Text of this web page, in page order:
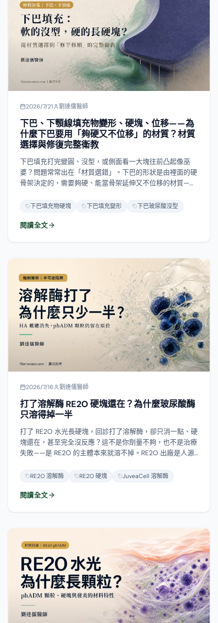
2026/7/21 劉達儒醫師
下巴、下顎線填充物變形、硬塊、位移——為
什麼下巴要用「夠硬又不位移」的材質？材質
選擇與修復完整衛教
下巴填充打完變圓、沒型，或側面看一大塊往前凸起像巫
婆？問題常常出在「材質選錯」。下巴的形狀是由裡面的硬
骨架決定的，需要夠硬、能當骨架延伸又不位移的材質——
（美神針、晶亮瓷、洢蓮絲）比較有型，卻因為下巴一直在
狀。這篇從各材質在下巴的表現、為什麼我把結構式埋線當
下巴填充物硬塊 下巴填充變形 下巴玻尿酸沒型
閱讀全文
2026/7/16 劉達儒醫師
打了溶解酶 RE2O 硬塊還在？為什麼玻尿酸酶
只溶得掉一半
打了 RE2O 水光長硬塊，回診打了溶解酶，卻只消一點、硬
塊還在，甚至完全沒反應？這不是你劑量不夠，也不是治療
失敗——是 RE2O 的主體本來就溶不掉。RE2O 出廠是人源
施打者才另加少量非交聯玻尿酸；玻尿酸酶（降解酶）只認
的 ADM 顆粒溶不掉。這篇說清楚溶解酶的作用原理、為什
RE2O 溶解酶 RE2O 硬塊 JuveaCell 溶解酶
閱讀全文